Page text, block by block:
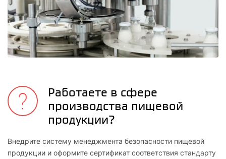
Работаете в сфере
производства пищевой
продукции?
Внедрите систему менеджмента безопасности пищевой
продукции и оформите сертификат соответствия стандарту